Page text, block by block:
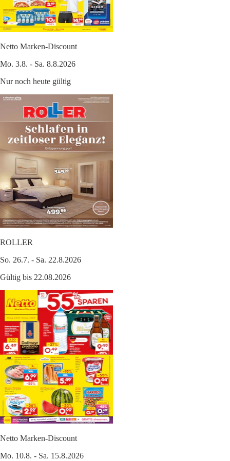
Netto Marken-Discount
Mo. 3.8. - Sa. 8.8.2026
Nur noch heute gültig
ROLLER
So. 26.7. - Sa. 22.8.2026
Gültig bis 22.08.2026
Netto Marken-Discount
Mo. 10.8. - Sa. 15.8.2026